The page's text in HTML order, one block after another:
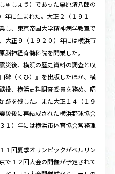
ゅしょう）であった栗原清八郎の
年に生まれた。大正２（１９１
し、東京帝国大学精神病学教室で
大正９（１９２０）年には横浜市
神経脊髄科院を開業した。
災後、横浜の歴史資料の調査と収
碑（くひ）』を出版したほか、横
役、横浜史料調査委員を務め、昭
跡を残した。また大正１４（１９
災後に再結成された横浜野球協会
１）年には横浜市体育協会常務理
１回夏季オリンピックがベルリン
で１２回大会の開催が予定されて